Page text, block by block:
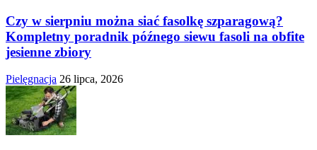
Czy w sierpniu można siać fasolkę szparagową?
Kompletny poradnik późnego siewu fasoli na obfite
jesienne zbiory
Pielęgnacja 26 lipca, 2026